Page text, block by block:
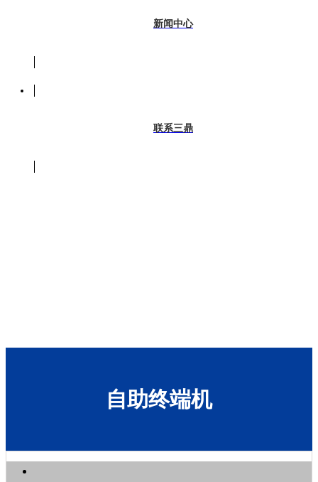
新闻中心
联系三鼎
自助终端机